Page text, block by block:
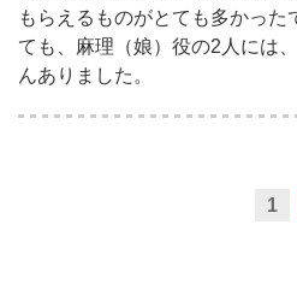
もらえるものがとても多かった
ても、麻理（娘）役の2人には
んありました。
1